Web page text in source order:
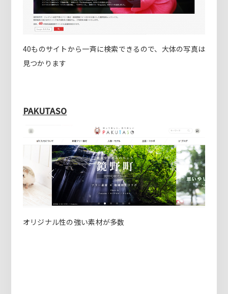
40ものサイトから一斉に検索できるので、大体の写真は
見つかります
PAKUTASO
オリジナル性の強い素材が多数